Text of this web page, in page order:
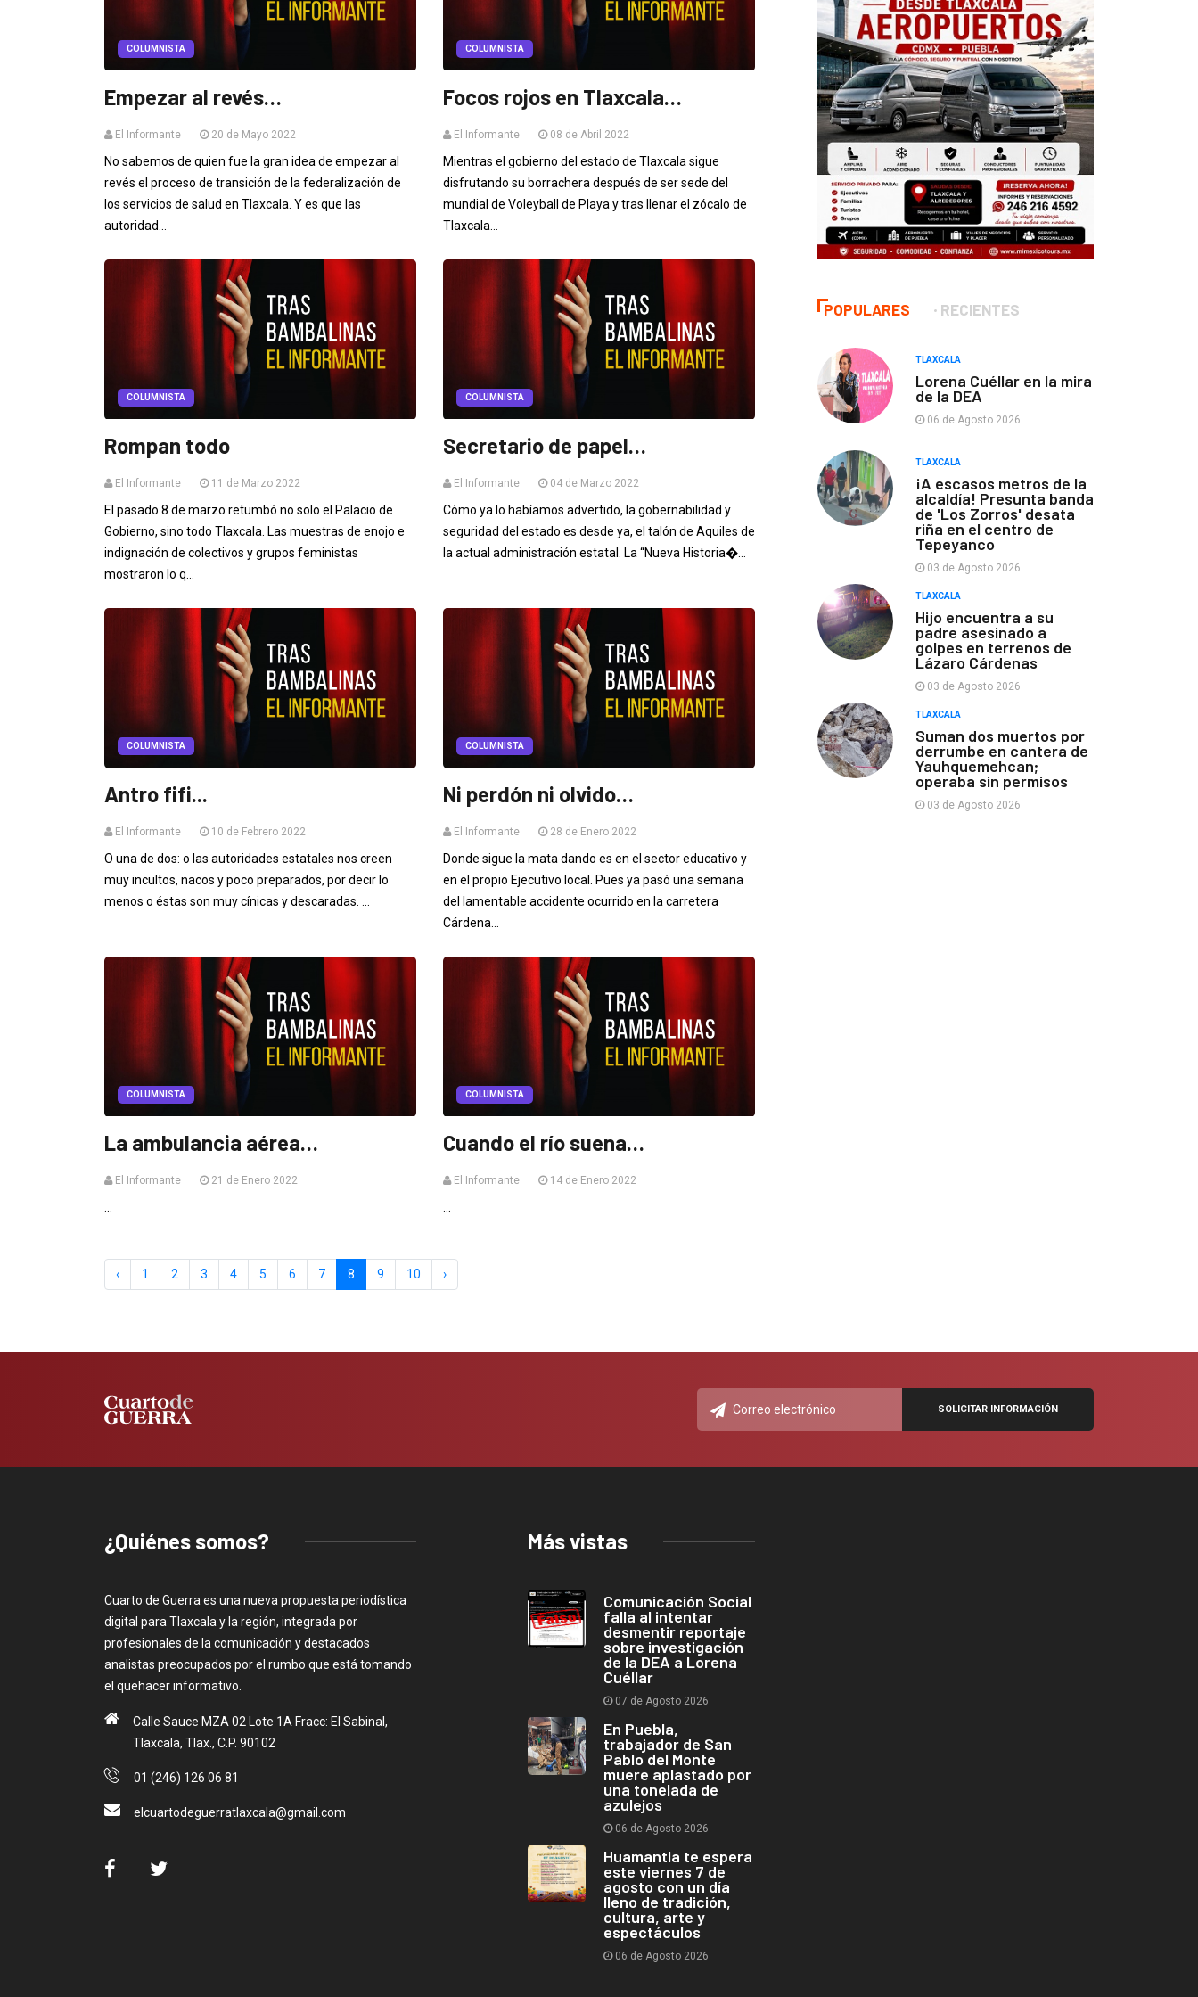
COLUMNISTA
Empezar al revés…
El Informante 20 de Mayo 2022
No sabemos de quien fue la gran idea de empezar al
revés el proceso de transición de la federalización de
los servicios de salud en Tlaxcala. Y es que las
autoridad...
COLUMNISTA
Focos rojos en Tlaxcala…
El Informante 08 de Abril 2022
Mientras el gobierno del estado de Tlaxcala sigue
disfrutando su borrachera después de ser sede del
mundial de Voleyball de Playa y tras llenar el zócalo de
Tlaxcala...
COLUMNISTA
Rompan todo
El Informante 11 de Marzo 2022
El pasado 8 de marzo retumbó no solo el Palacio de
Gobierno, sino todo Tlaxcala. Las muestras de enojo e
indignación de colectivos y grupos feministas
mostraron lo q...
COLUMNISTA
Secretario de papel…
El Informante 04 de Marzo 2022
Cómo ya lo habíamos advertido, la gobernabilidad y
seguridad del estado es desde ya, el talón de Aquiles de
la actual administración estatal. La “Nueva Historia�...
COLUMNISTA
Antro fifi...
El Informante 10 de Febrero 2022
O una de dos: o las autoridades estatales nos creen
muy incultos, nacos y poco preparados, por decir lo
menos o éstas son muy cínicas y descaradas. ...
COLUMNISTA
Ni perdón ni olvido…
El Informante 28 de Enero 2022
Donde sigue la mata dando es en el sector educativo y
en el propio Ejecutivo local. Pues ya pasó una semana
del lamentable accidente ocurrido en la carretera
Cárdena...
COLUMNISTA
La ambulancia aérea…
El Informante 21 de Enero 2022
...
COLUMNISTA
Cuando el río suena…
El Informante 14 de Enero 2022
...
‹ 1 2 3 4 5 6 7 8 9 10 ›
POPULARES RECIENTES
TLAXCALA
Lorena Cuéllar en la mira
de la DEA
06 de Agosto 2026
TLAXCALA
¡A escasos metros de la
alcaldía! Presunta banda
de 'Los Zorros' desata
riña en el centro de
Tepeyanco
03 de Agosto 2026
TLAXCALA
Hijo encuentra a su
padre asesinado a
golpes en terrenos de
Lázaro Cárdenas
03 de Agosto 2026
TLAXCALA
Suman dos muertos por
derrumbe en cantera de
Yauhquemehcan;
operaba sin permisos
03 de Agosto 2026
¿Quiénes somos?
Cuarto de Guerra es una nueva propuesta periodística
digital para Tlaxcala y la región, integrada por
profesionales de la comunicación y destacados
analistas preocupados por el rumbo que está tomando
el quehacer informativo.
Calle Sauce MZA 02 Lote 1A Fracc: El Sabinal,
Tlaxcala, Tlax., C.P. 90102
01 (246) 126 06 81
elcuartodeguerratlaxcala@gmail.com
Más vistas
Comunicación Social
falla al intentar
desmentir reportaje
sobre investigación
de la DEA a Lorena
Cuéllar
07 de Agosto 2026
En Puebla,
trabajador de San
Pablo del Monte
muere aplastado por
una tonelada de
azulejos
06 de Agosto 2026
Huamantla te espera
este viernes 7 de
agosto con un día
lleno de tradición,
cultura, arte y
espectáculos
06 de Agosto 2026